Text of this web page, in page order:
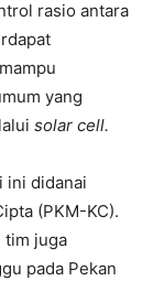
rasio antara
yang
solar cell.
ini didanai
(PKM-KC).
tim juga
pada Pekan